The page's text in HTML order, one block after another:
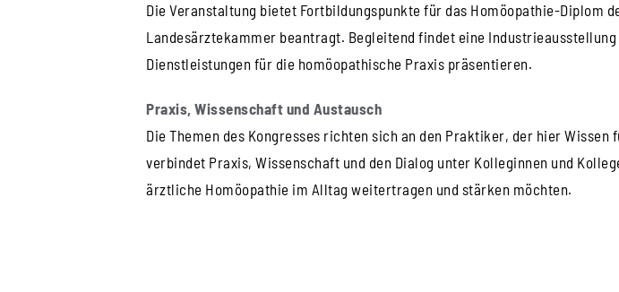
Die Veranstaltung bietet Fortbildungspunkte für das Homöopathie-Diplom
Landesärztekammer beantragt. Begleitend findet eine
Dienstleistungen für die homöopathische Praxis präsentieren.
Praxis, Wissenschaft und Austausch
Die Themen des Kongresses richten sich an den Praktiker, der hier
verbindet Praxis, Wissenschaft und den Dialog unter Kolleginnen und
ärztliche Homöopathie im Alltag weitertragen und stärken möchten.